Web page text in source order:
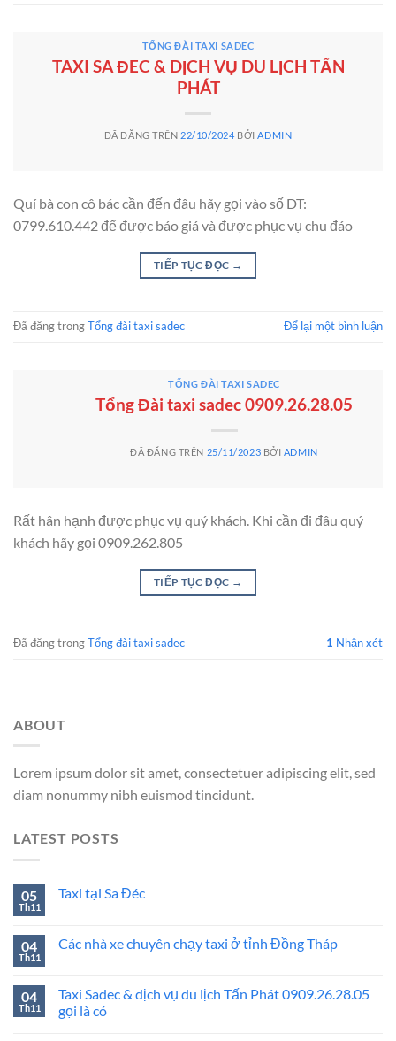
TỔNG ĐÀI TAXI SADEC
TAXI SA ĐEC & DỊCH VỤ DU LỊCH TẤN
PHÁT
ĐÃ ĐĂNG TRÊN 22/10/2024 BỞIADMIN
Quí bà con cô bác cần đến đâu hãy gọi vào số DT:
0799.610.442 để được báo giá và được phục vụ chu đáo
TIẾP TỤC ĐỌC →
Đã đăng trongTổng đài taxi sadec Để lại một bình luận
TỔNG ĐÀI TAXI SADEC
Tổng Đài taxi sadec 0909.26.28.05
ĐÃ ĐĂNG TRÊN 25/11/2023 BỞI ADMIN
Rất hân hạnh được phục vụ quý khách. Khi cần đi đâu quý
khách hãy gọi 0909.262.805
TIẾP TỤC ĐỌC →
Đã đăng trongTổng đài taxi sadec 1 Nhận xét
ABOUT
Lorem ipsum dolor sit amet, consectetuer adipiscing elit, sed
diam nonummy nibh euismod tincidunt.
LATEST POSTS
05
Th11
Taxi tại Sa Đéc
04
Th11
Các nhà xe chuyên chạy taxi ở tỉnh Đồng Tháp
04
Th11
Taxi Sadec & dịch vụ du lịch Tấn Phát 0909.26.28.05
gọi là có